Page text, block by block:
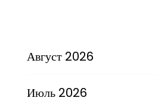
Август 2026
Июль 2026